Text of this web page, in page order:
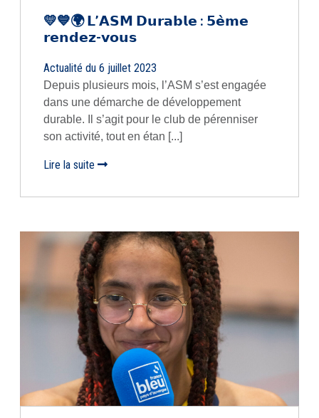
💛💙🌍 𝗟’𝗔𝗦𝗠 𝗗𝘂𝗿𝗮𝗯𝗹𝗲 : 𝟱𝗲̀𝗺𝗲
𝗿𝗲𝗻𝗱𝗲𝘇-𝘃𝗼𝘂𝘀
Actualité du 6 juillet 2023
Depuis plusieurs mois, l’ASM s’est engagée
dans une démarche de développement
durable. Il s’agit pour le club de pérenniser
son activité, tout en étan [...]
Lire la suite